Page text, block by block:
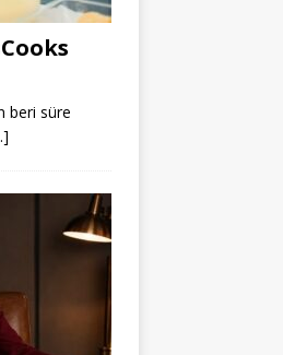
beri süre